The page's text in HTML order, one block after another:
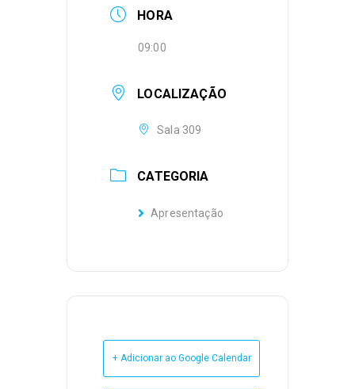
HORA
09:00
LOCALIZAÇÃO
Sala 309
CATEGORIA
Apresentação
+ Adicionar ao Google Calendar